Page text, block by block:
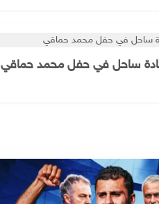
ساحل في حفل محمد حماقي